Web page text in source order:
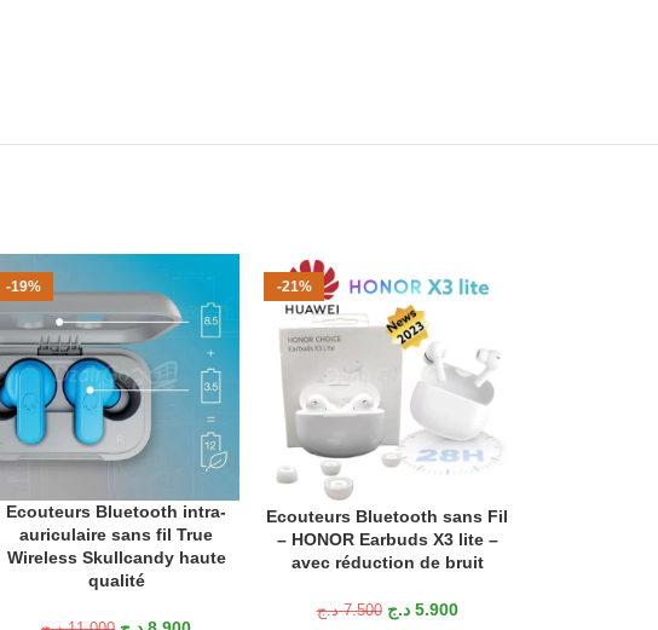
-19%
AJOUTER AU PANIER
Ecouteurs Bluetooth intra-
auriculaire sans fil True
Wireless Skullcandy haute
qualité
-21%
AJOUTER AU PANIER
Ecouteurs Bluetooth sans Fil
– HONOR Earbuds X3 lite –
avec réduction de bruit
7.500 د.ج 5.900 د.ج